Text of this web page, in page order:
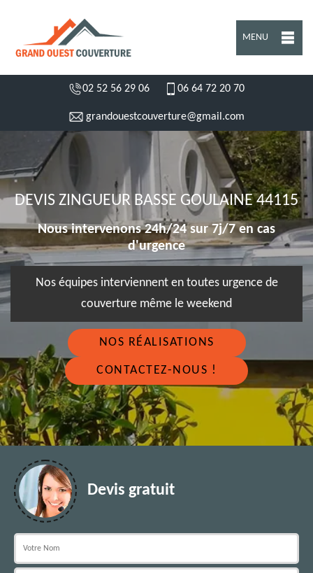
MENU
02 52 56 29 06 06 64 72 20 70
grandouestcouverture@gmail.com
DEVIS ZINGUEUR BASSE GOULAINE 44115
Nous intervenons 24h/24 sur 7j/7 en cas
d'urgence
Nos équipes interviennent en toutes urgence de
couverture même le weekend
NOS RÉALISATIONS
CONTACTEZ-NOUS !
Devis gratuit